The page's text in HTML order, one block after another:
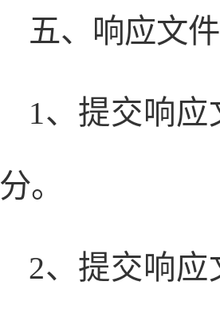
五、响应文
1、提交响应
分。
2、提交响